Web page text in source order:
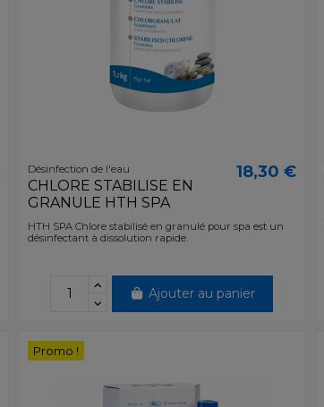
Désinfection de l'eau
CHLORE STABILISE EN
GRANULE HTH SPA
18,30 €
HTH SPA Chlore stabilisé en granulé pour spa est un
désinfectant à dissolution rapide.
Ajouter au panier
Promo !